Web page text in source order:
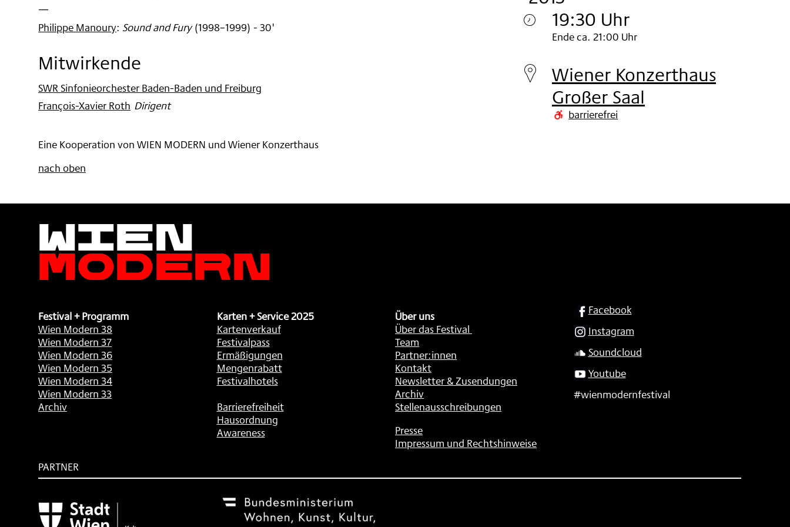
19:30 Uhr
Montag
04.
Nov
2013
Ende ca. 21:00 Uhr
Wiener Konzerthaus
Großer Saal
barrierefrei
—
Philippe Manoury: Sound and Fury (1998–1999) - 30'
Mitwirkende
SWR Sinfonieorchester Baden-Baden und Freiburg
François-Xavier Roth: Dirigent
Eine Kooperation von WIEN MODERN und Wiener Konzerthaus
nach oben
Wien
Modern
Festival + Programm
Wien Modern 38
Wien Modern 37
Wien Modern 36
Wien Modern 35
Wien Modern 34
Wien Modern 33
Archiv
Karten + Service 2025
Kartenverkauf
Festivalpass
Ermäßigungen
Mengenrabatt
Festivalhotels
Barrierefreiheit
Hausordnung
Awareness
Über uns
Über das Festival
Team
Partner:innen
Kontakt
Newsletter & Zusendungen
Archiv
Stellenausschreibungen
Presse
Impressum und Rechtshinweise
SOCIAL
Facebook
Instagram
Soundcloud
Youtube
#wienmodernfestival
PARTNER